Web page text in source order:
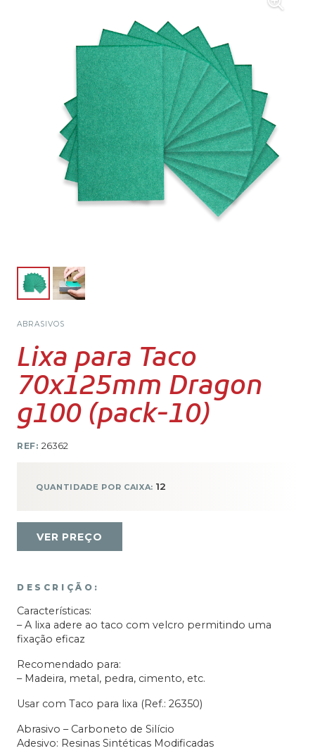
ABRASIVOS
Lixa para Taco
70x125mm Dragon
g100 (pack-10)
REF: 26362
QUANTIDADE POR CAIXA: 12
VER PREÇO
DESCRIÇÃO:
Características:
– A lixa adere ao taco com velcro permitindo uma
fixação eficaz
Recomendado para:
– Madeira, metal, pedra, cimento, etc.
Usar com Taco para lixa (Ref.: 26350)
Abrasivo – Carboneto de Silício
Adesivo: Resinas Sintéticas Modificadas